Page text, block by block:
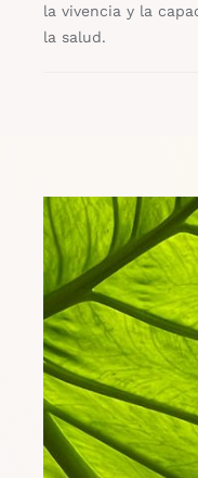
la vivencia y la
la salud.